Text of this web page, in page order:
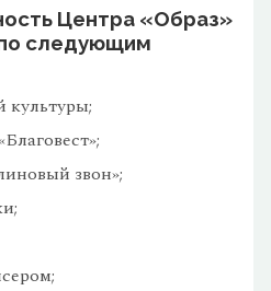
Центра «Образ»
следующим
культуры;
звон»;